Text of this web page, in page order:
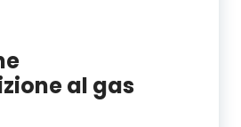
al gas